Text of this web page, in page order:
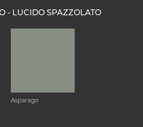
- LUCIDO SPAZZOLATO
Asparago